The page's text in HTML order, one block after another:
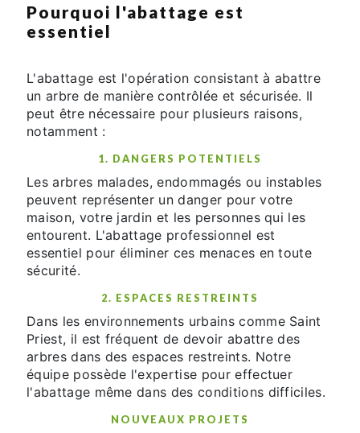
Pourquoi l'abattage est
essentiel
L'abattage est l'opération consistant à abattre
un arbre de manière contrôlée et sécurisée. Il
peut être nécessaire pour plusieurs raisons,
notamment :
1. DANGERS POTENTIELS
Les arbres malades, endommagés ou instables
peuvent représenter un danger pour votre
maison, votre jardin et les personnes qui les
entourent. L'abattage professionnel est
essentiel pour éliminer ces menaces en toute
sécurité.
2. ESPACES RESTREINTS
Dans les environnements urbains comme Saint
Priest, il est fréquent de devoir abattre des
arbres dans des espaces restreints. Notre
équipe possède l'expertise pour effectuer
l'abattage même dans des conditions difficiles.
NOUVEAUX PROJETS